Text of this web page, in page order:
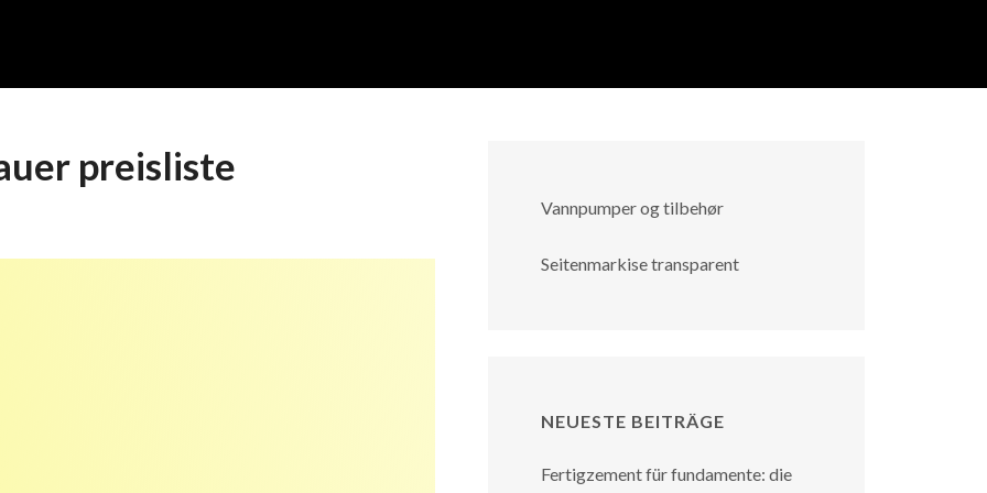
preisliste
Vannpumper og tilbehør
Seitenmarkise transparent
NEUESTE BEITRÄGE
Fertigzement für fundamente: die